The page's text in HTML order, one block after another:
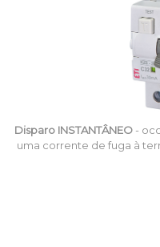
Disparo INSTANTÂNEO -
uma corrente de fuga à